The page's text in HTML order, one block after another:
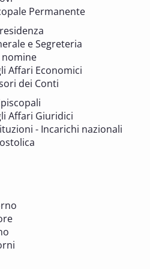
cultura. Archivi
DI CULTO
DI CULTO
DI CULTO
Direttori diocesani,
Permanente
e Segreteria
Affari Economici
dei Conti
Affari Giuridici
- Incarichi nazionali